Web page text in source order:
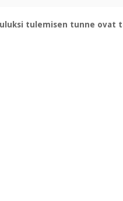
tulemisen tunne ovat